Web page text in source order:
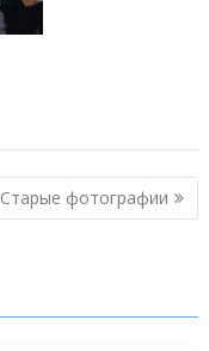
Старые фотографии